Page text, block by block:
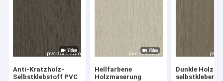
Anti-Kratzholz-
Selbstklebstoff PVC
Hellfarbene
Holzmaserung
Dunkle